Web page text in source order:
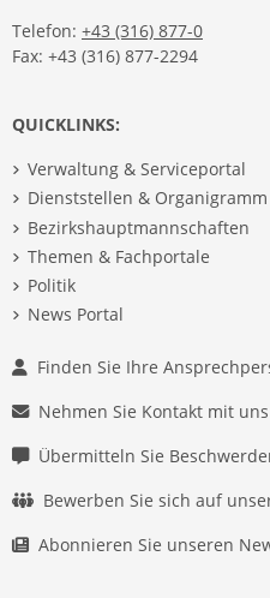
Telefon: +43 (316) 877-0
Fax: +43 (316) 877-2294
QUICKLINKS:
Verwaltung & Serviceportal
Dienststellen & Organigramm
Bezirkshauptmannschaften
Themen & Fachportale
Politik
News Portal
Finden Sie Ihre
Nehmen Sie Kontakt mit
Übermitteln Sie
Bewerben Sie sich auf
Abonnieren Sie unseren